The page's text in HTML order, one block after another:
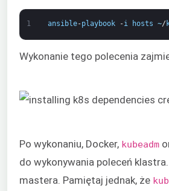
1 ansible-playbook -i hosts ~/
Wykonanie tego polecenia
Po wykonaniu, Docker, kubeadm
do wykonywania poleceń
mastera. Pamiętaj jednak, że